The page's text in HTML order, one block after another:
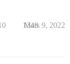
1348
Mars 9, 2022